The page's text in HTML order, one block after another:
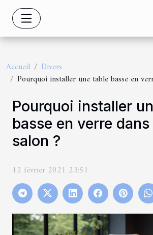
Accueil
Divers
Pourquoi installer une table basse en
Pourquoi installer
basse en verre
salon ?
12 février 2021 23:51